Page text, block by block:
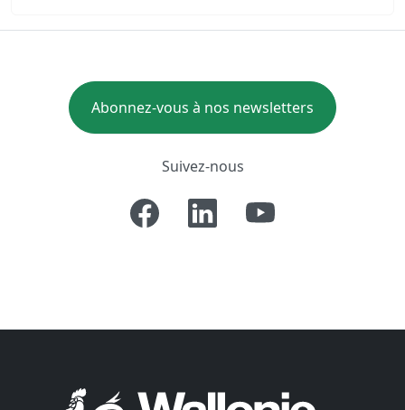
Abonnez-vous à nos newsletters
Suivez-nous